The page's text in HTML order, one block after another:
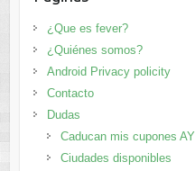
¿Que es fever?
¿Quiénes somos?
Android Privacy policity
Contacto
Dudas
Caducan mis cupones
Ciudades disponibles